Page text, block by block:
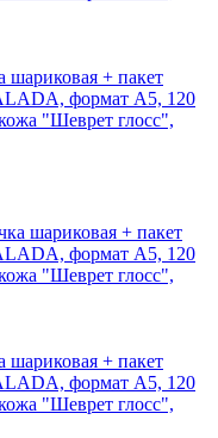
+ пакет
формат А5, 120
"Шеврет глосс",
+ пакет
формат А5, 120
"Шеврет глосс",